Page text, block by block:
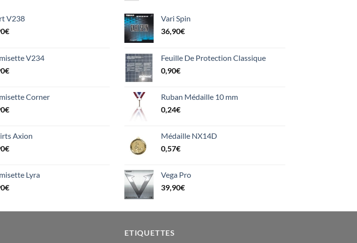
V238
€
V234
€
Corner
€
Axion
€
Lyra
€
Vari Spin
36,90€
Feuille De Protection Classique
0,90€
Ruban Médaille 10 mm
0,24€
Médaille NX14D
0,57€
Vega Pro
39,90€
ETIQUETTES